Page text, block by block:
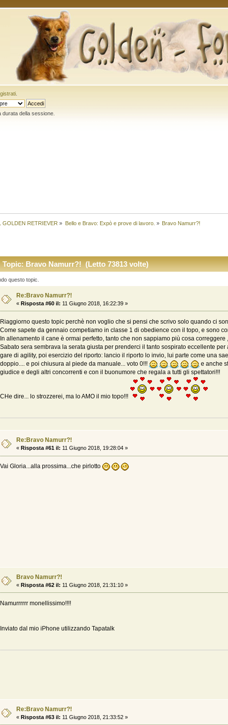
.
della sessione.
GOLDEN RETRIEVER » Bello e Bravo: Expò e prove di lavoro. » Bravo Namurr?!
Topic: Bravo Namurr?! (Letto 73813 volte)
questo topic.
Re:Bravo Namurr?!
« Risposta #60 il: 11 Giugno 2018, 16:22:39 »
Riaggiorno questo topic perchè non voglio che si pensi che scrivo solo quando ci
Come sapete da gennaio competiamo in classe 1 di obedience con il topo, e sono
In allenamento il cane è ormai perfetto, tanto che non sappiamo più cosa
Sabato sera sembrava la serata giusta per prenderci il tanto sospirato eccellente
gare di agility, poi esercizio del riporto: lancio il riporto lo invio, lui parte come una
doppio.... e poi chiusura al piede da manuale... voto 0!!!
e anche
giudice e degli altri concorrenti e con il buonumore che regala a tutti gli spettatori!!!
CHe dire... lo strozzerei, ma lo AMO il mio topo!!!
Re:Bravo Namurr?!
« Risposta #61 il: 11 Giugno 2018, 19:28:04 »
Vai Gloria...alla prossima...che pirlotto
Bravo Namurr?!
« Risposta #62 il: 11 Giugno 2018, 21:31:10 »
Namurrrrrr monellissimo!!!!
Inviato dal mio iPhone utilizzando Tapatalk
Re:Bravo Namurr?!
« Risposta #63 il: 11 Giugno 2018, 21:33:52 »